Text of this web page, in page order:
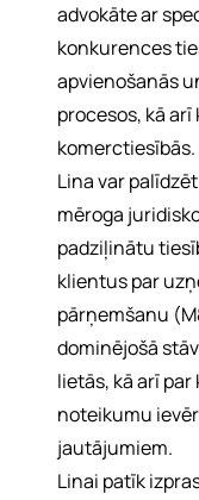
advokāte ar
konkurences
apvienošanās
procesos, kā
komerctiesībās.
Lina var
mēroga
padziļinātu
klientus par
pārņemšanu
dominējošā
lietās, kā arī
noteikumu
jautājumiem.
Linai patīk